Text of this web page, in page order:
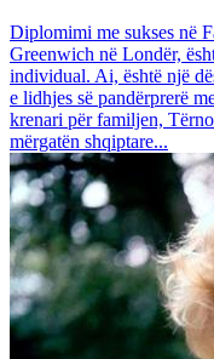
Diplomimi me sukses në
Greenwich në Londër,
individual. Ai, është një
e lidhjes së pandërprerë
krenari për familjen,
mërgatën shqiptare...